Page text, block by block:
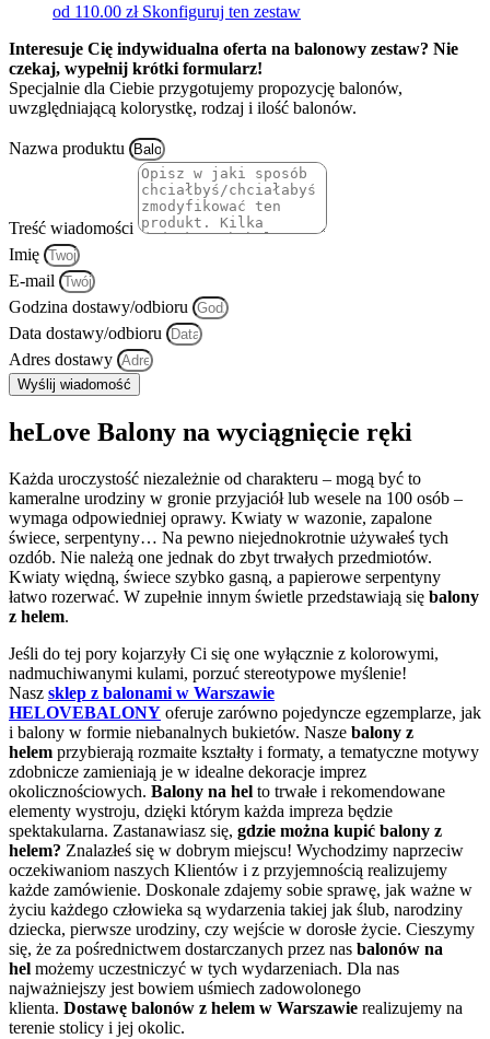
od 110.00 zł Skonfiguruj ten zestaw
Interesuje Cię indywidualna oferta na balonowy zestaw? Nie
czekaj, wypełnij krótki formularz!
Specjalnie dla Ciebie przygotujemy propozycję balonów,
uwzględniającą kolorystkę, rodzaj i ilość balonów.
Nazwa produktu
Treść wiadomości
Imię
E-mail
Godzina dostawy/odbioru
Data dostawy/odbioru
Adres dostawy
Wyślij wiadomość
heLove Balony na wyciągnięcie ręki
Każda uroczystość niezależnie od charakteru – mogą być to
kameralne urodziny w gronie przyjaciół lub wesele na 100 osób –
wymaga odpowiedniej oprawy. Kwiaty w wazonie, zapalone
świece, serpentyny… Na pewno niejednokrotnie używałeś tych
ozdób. Nie należą one jednak do zbyt trwałych przedmiotów.
Kwiaty więdną, świece szybko gasną, a papierowe serpentyny
łatwo rozerwać. W zupełnie innym świetle przedstawiają się balony
z helem.
Jeśli do tej pory kojarzyły Ci się one wyłącznie z kolorowymi,
nadmuchiwanymi kulami, porzuć stereotypowe myślenie!
Nasz sklep z balonami w Warszawie
HELOVEBALONY oferuje zarówno pojedyncze egzemplarze, jak
i balony w formie niebanalnych bukietów. Nasze balony z
helem przybierają rozmaite kształty i formaty, a tematyczne motywy
zdobnicze zamieniają je w idealne dekoracje imprez
okolicznościowych. Balony na hel to trwałe i rekomendowane
elementy wystroju, dzięki którym każda impreza będzie
spektakularna. Zastanawiasz się, gdzie można kupić balony z
helem? Znalazłeś się w dobrym miejscu! Wychodzimy naprzeciw
oczekiwaniom naszych Klientów i z przyjemnością realizujemy
każde zamówienie. Doskonale zdajemy sobie sprawę, jak ważne w
życiu każdego człowieka są wydarzenia takiej jak ślub, narodziny
dziecka, pierwsze urodziny, czy wejście w dorosłe życie. Cieszymy
się, że za pośrednictwem dostarczanych przez nas balonów na
hel możemy uczestniczyć w tych wydarzeniach. Dla nas
najważniejszy jest bowiem uśmiech zadowolonego
klienta. Dostawę balonów z helem w Warszawie realizujemy na
terenie stolicy i jej okolic.